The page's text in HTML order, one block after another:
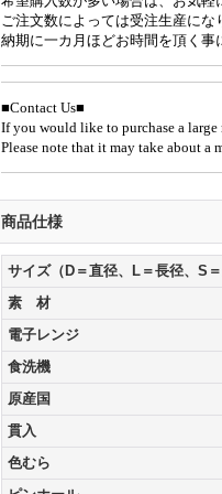
ご注文数によっては受注生産にな
納期に一カ月ほどお時間を頂く事
■Contact Us■
If you would like to purchase a
Please note that it may take about a
商品仕様
サイズ（D＝直径、L＝長径、S＝
素 材
電子レンジ
食洗機
原産国
貫入
色むら